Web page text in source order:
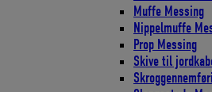
Muffe Messing
Nippelmuffe
Prop Messing
Skive til